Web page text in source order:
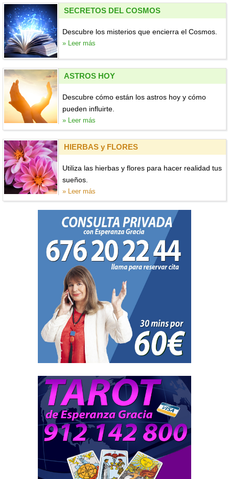
SECRETOS DEL COSMOS
Descubre los misterios que encierra el Cosmos.
» Leer más
ASTROS HOY
Descubre cómo están los astros hoy y cómo
pueden influirte.
» Leer más
HIERBAS y FLORES
Utiliza las hierbas y flores para hacer realidad tus
sueños.
» Leer más